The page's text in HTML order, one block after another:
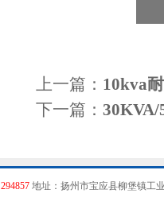
上一篇： 10kva
下一篇：
294857地址：扬州市宝应县柳堡镇工